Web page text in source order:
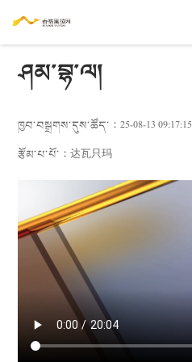
ཤམ་བྷ་ལ།
ཁྱབ་བསྒྲགས་དུས་ཚོད་：25-08-13 09:17:15
རྩོམ་པ་པོ་：达瓦只玛